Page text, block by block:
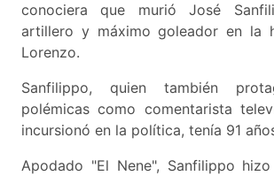
conociera que murió José
artillero y máximo goleador en la
Lorenzo.
Sanfilippo, quien también
polémicas como comentarista
incursionó en la política, tenía 91
Apodado "El Nene", Sanfilippo